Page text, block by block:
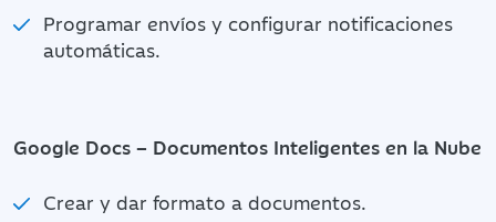
Programar envíos y configurar notificaciones
automáticas.
Google Docs – Documentos Inteligentes en la Nube
Crear y dar formato a documentos.